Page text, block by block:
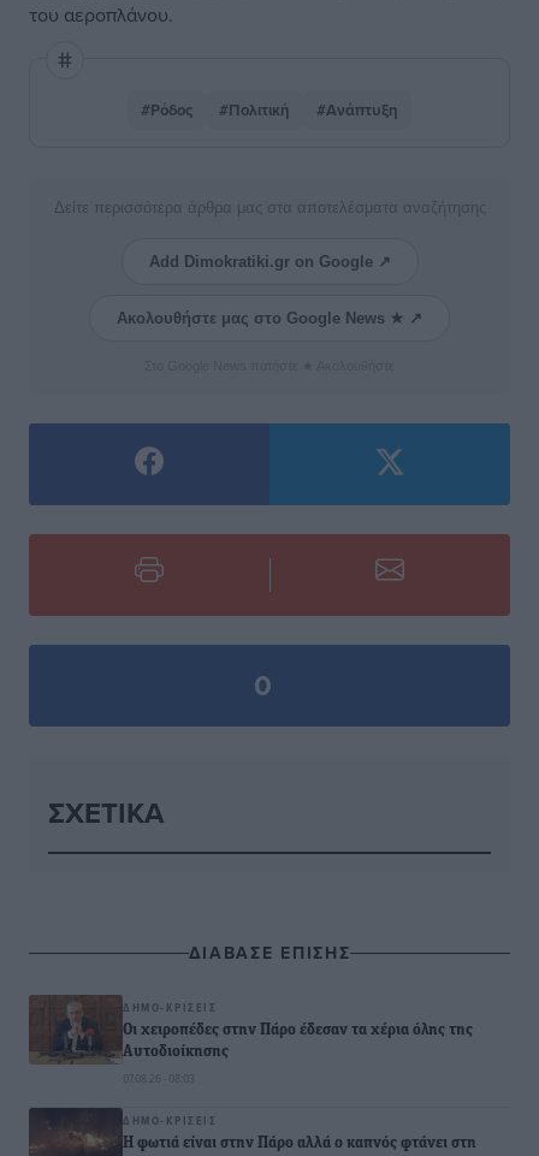
του αεροπλάνου.
#Ρόδος #Πολιτική #Ανάπτυξη
Δείτε περισσότερα άρθρα μας στα αποτελέσματα αναζήτησης
Add Dimokratiki.gr on Google ↗
Ακολουθήστε μας στο Google News ★ ↗
0
ΣΧΕΤΙΚΆ
ΔΙΑΒΑΣΕ ΕΠΙΣΗΣ
ΔΗΜΟ-ΚΡΊΣΕΙΣ
Οι χειροπέδες στην Πάρο έδεσαν τα χέρια όλης της
Αυτοδιοίκησης
07.08.26 · 08:03
ΔΗΜΟ-ΚΡΊΣΕΙΣ
Η φωτιά είναι στην Πάρο αλλά ο καπνός φτάνει στη